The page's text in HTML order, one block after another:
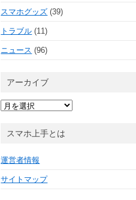
スマホグッズ (39)
トラブル (11)
ニュース (96)
アーカイブ
ア
ー
ブスマホ上手とは
運営者情報
サイトマップ